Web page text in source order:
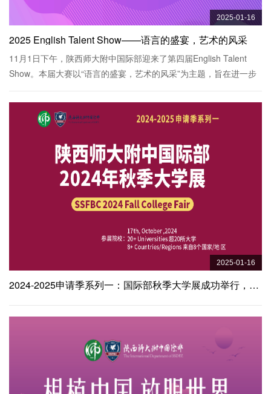
2025-01-16
2025 English Talent Show——语言的盛宴，艺术的风采
11月1日下午，陕西师大附中国际部迎来了第四届English Talent
Show。本届大赛以“语言的盛宴，艺术的风采”为主题，旨在进一步
学们的才艺才华，让...
2025-01-16
2024-2025申请季系列一：国际部秋季大学展成功举行，23所知名大学招生官震撼来临